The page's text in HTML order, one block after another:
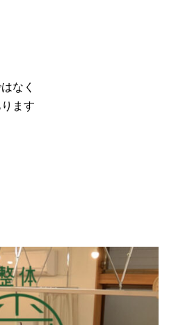
なく
ます